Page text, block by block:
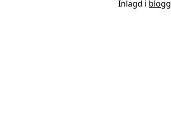
Inlagd i blogg